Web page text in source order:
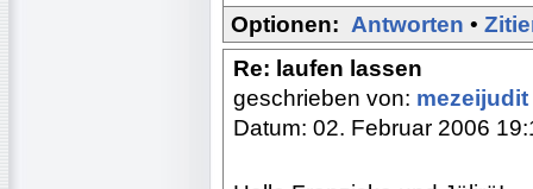
Optionen: Antworten •
Re: laufen lassen
geschrieben von: mezeijudit
Datum: 02. Februar 2006